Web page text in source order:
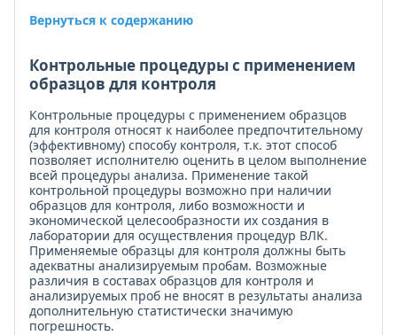
Вернуться к содержанию
Контрольные процедуры с применением
образцов для контроля
Контрольные процедуры с применением образцов
для контроля относят к наиболее предпочтительному
(эффективному) способу контроля, т.к. этот способ
позволяет исполнителю оценить в целом выполнение
всей процедуры анализа. Применение такой
контрольной процедуры возможно при наличии
образцов для контроля, либо возможности и
экономической целесообразности их создания в
лаборатории для осуществления процедур ВЛК.
Применяемые образцы для контроля должны быть
адекватны анализируемым пробам. Возможные
различия в составах образцов для контроля и
анализируемых проб не вносят в результаты анализа
дополнительную статистически значимую
погрешность.